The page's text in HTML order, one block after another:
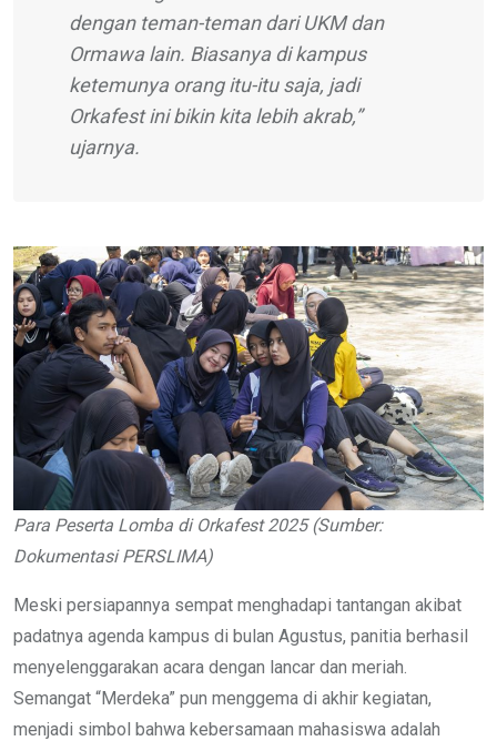
dengan teman-teman dari UKM dan
Ormawa lain. Biasanya di kampus
ketemunya orang itu-itu saja, jadi
Orkafest ini bikin kita lebih akrab,”
ujarnya.
Para Peserta Lomba di Orkafest 2025 (Sumber:
Dokumentasi PERSLIMA)
Meski persiapannya sempat menghadapi tantangan akibat
padatnya agenda kampus di bulan Agustus, panitia berhasil
menyelenggarakan acara dengan lancar dan meriah.
Semangat “Merdeka” pun menggema di akhir kegiatan,
menjadi simbol bahwa kebersamaan mahasiswa adalah